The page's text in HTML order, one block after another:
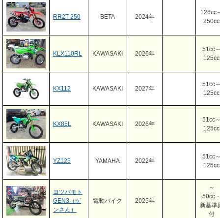
RR2T 250 BETA 2024年
126cc
250cc
KLX110RL KAWASAKI 2026年
51cc
125cc
KX112 KAWASAKI 2027年
51cc
125cc
KX85L KAWASAKI 2026年
51cc
125cc
YZ125 YAMAHA 2022年
51cc
125cc
ヨツバモト
GEN3（ゲ
ンさん）
電動バイク 2025年
～
50cc
新基準
付